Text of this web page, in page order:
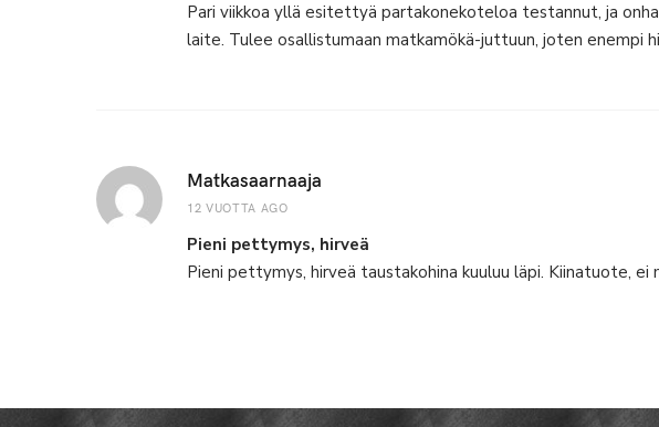
Pari viikkoa yllä esitettyä partakonekoteloa testannut, ja
laite. Tulee osallistumaan matkamökä-juttuun, joten enempi
Matkasaarnaaja
12 VUOTTA AGO
Pieni pettymys, hirveä
Pieni pettymys, hirveä taustakohina kuuluu läpi. Kiinatuote, ei